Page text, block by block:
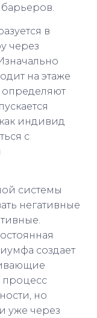
в
через
на этаже
индивид
с
системы
негативные
создает
процесс
но
уже через